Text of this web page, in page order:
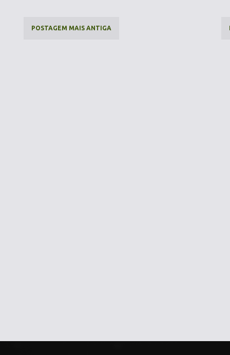
POSTAGEM MAIS ANTIGA